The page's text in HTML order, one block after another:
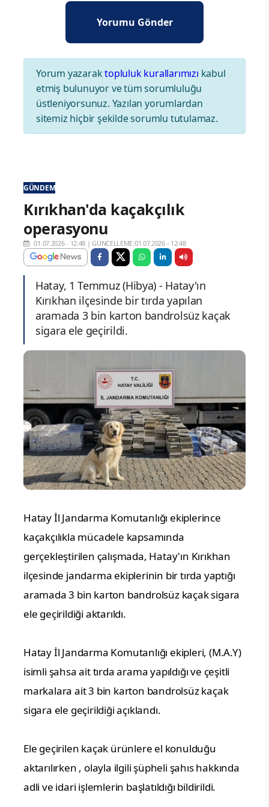
Yorum yazaraktopluluk kurallarımızı kabul
etmiş bulunuyor ve tüm sorumluluğu
üstleniyorsunuz. Yazılan yorumlardan
sitemiz hiçbir şekilde sorumlu tutulamaz.
GÜNDEM
Kırıkhan'da kaçakçılık
operasyonu
01.07.2026 - 12:48 |GÜNCELLEME:01.07.2026 - 12:48
Hatay, 1 Temmuz (Hibya) - Hatay'ın
Kırıkhan ilçesinde bir tırda yapılan
aramada 3 bin karton bandrolsüz kaçak
sigara ele geçirildi.
Hatay İl Jandarma Komutanlığı ekiplerince
kaçakçılıkla mücadele kapsamında
gerçekleştirilen çalışmada, Hatay'ın Kırıkhan
ilçesinde jandarma ekiplerinin bir tırda yaptığı
aramada 3 bin karton bandrolsüz kaçak sigara
ele geçirildiği aktarıldı.
Hatay İl Jandarma Komutanlığı ekipleri, (M.A.Y)
isimli şahsa ait tırda arama yapıldığı ve çeşitli
markalara ait 3 bin karton bandrolsüz kaçak
sigara ele geçirildiği açıklandı.
Ele geçirilen kaçak ürünlere el konulduğu
aktarılırken , olayla ilgili şüpheli şahıs hakkında
adli ve idari işlemlerin başlatıldığı bildirildi.